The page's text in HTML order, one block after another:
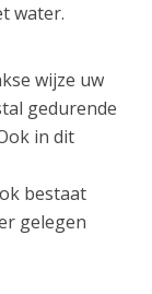
water.
wijze uw
gedurende
in dit
bestaat
gelegen